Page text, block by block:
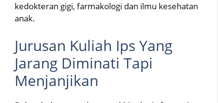
kedokteran gigi, farmakologi dan ilmu kesehatan
anak.
Jurusan Kuliah Ips Yang
Jarang Diminati Tapi
Menjanjikan